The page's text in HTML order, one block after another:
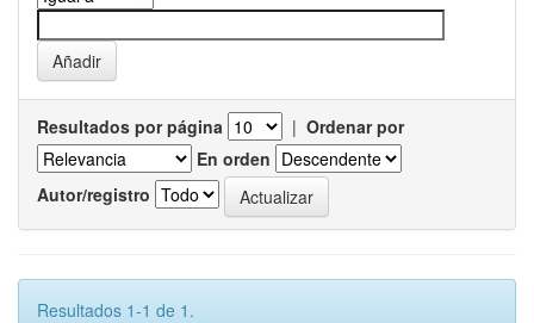
Resultados por página | Ordenar por
En orden
Autor/registro
Resultados 1-1 de 1.